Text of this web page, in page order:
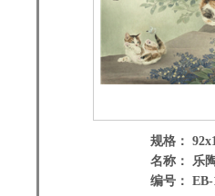
规格：
名称： 乐
编号： EB-